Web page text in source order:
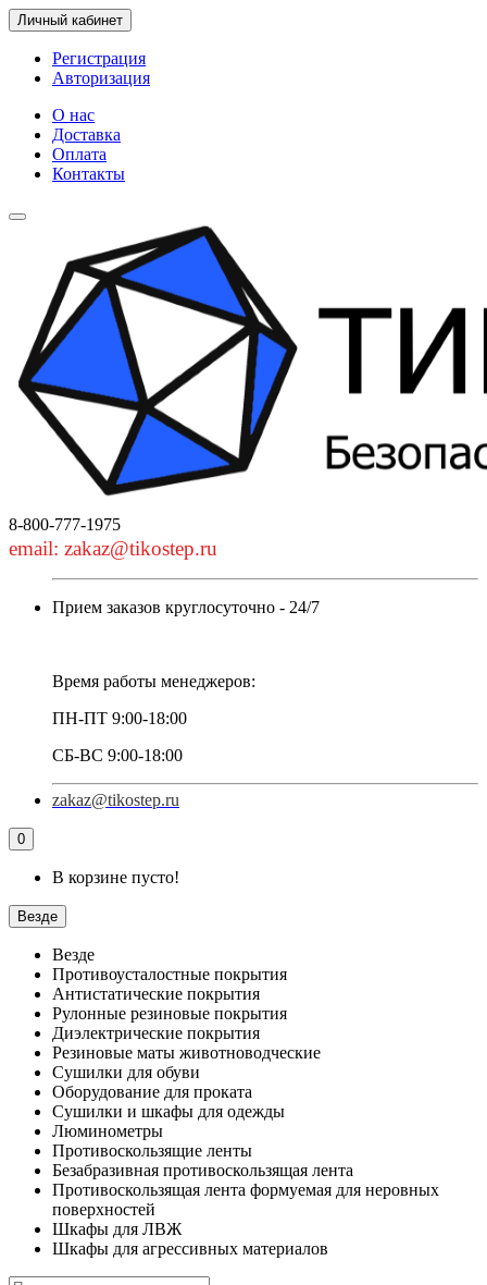
Личный кабинет
Регистрация
Авторизация
О нас
Доставка
Оплата
Контакты
8-800-777-1975
email: zakaz@tikostep.ru
Прием заказов круглосуточно - 24/7
Время работы менеджеров:
ПН-ПТ 9:00-18:00
СБ-ВС 9:00-18:00
zakaz@tikostep.ru
0
В корзине пусто!
Везде
Везде
Противоусталостные покрытия
Антистатические покрытия
Рулонные резиновые покрытия
Диэлектрические покрытия
Резиновые маты животноводческие
Сушилки для обуви
Оборудование для проката
Сушилки и шкафы для одежды
Люминометры
Противоскользящие ленты
Безабразивная противоскользящая лента
Противоскользящая лента формуемая для неровных
поверхностей
Шкафы для ЛВЖ
Шкафы для агрессивных материалов